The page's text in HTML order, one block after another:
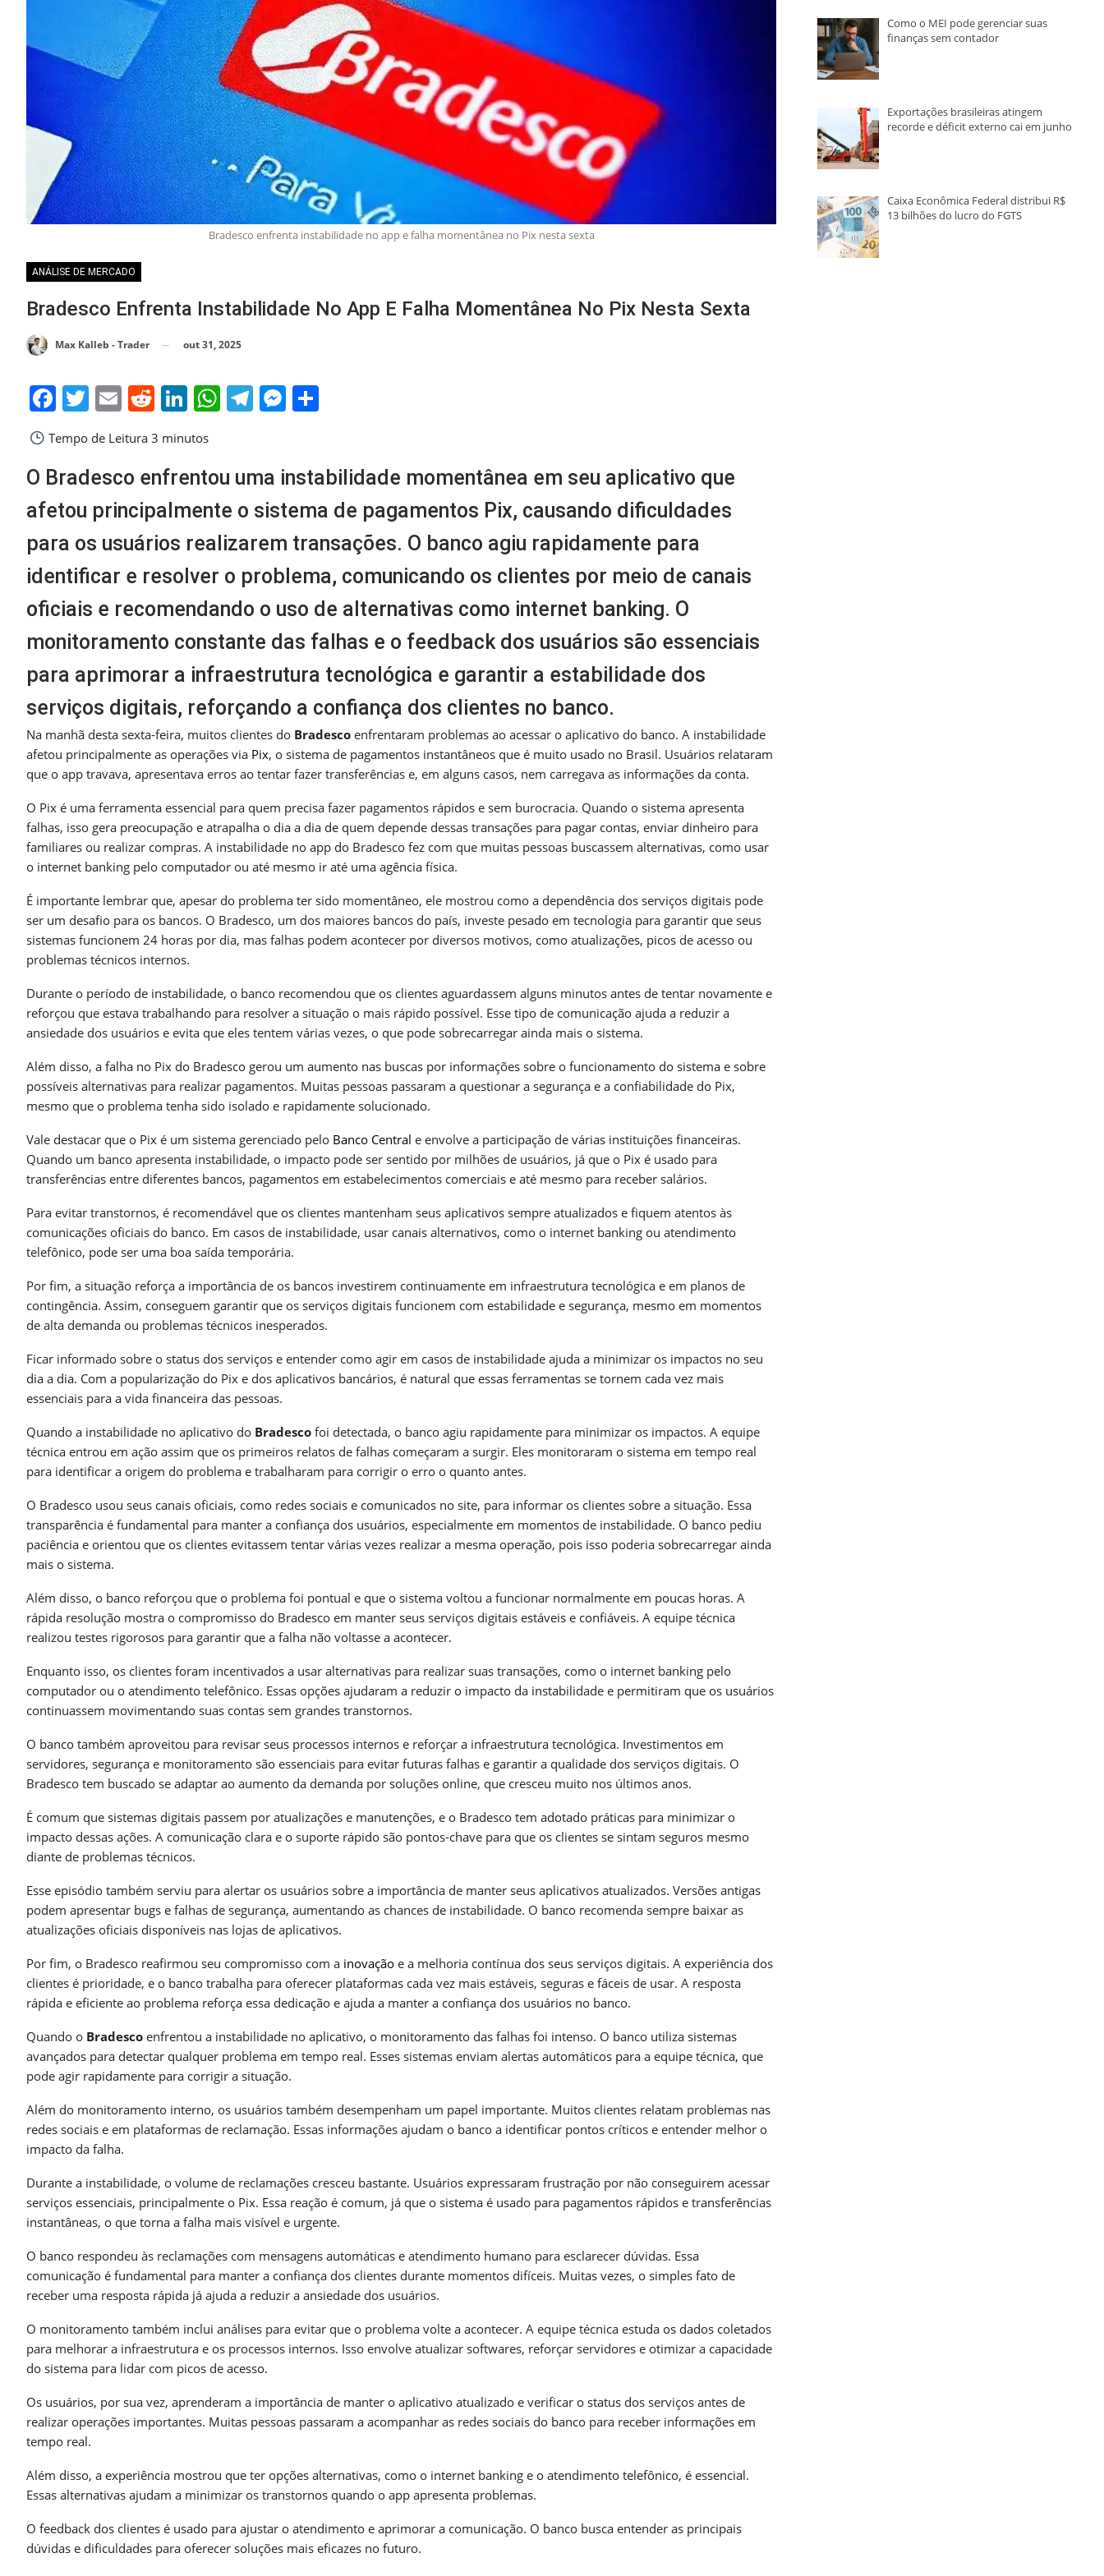
Bradesco enfrenta instabilidade no app e falha momentânea no Pix nesta sexta
ANÁLISE DE MERCADO
Bradesco Enfrenta Instabilidade No App E Falha Momentânea No Pix Nesta Sexta
Max Kalleb - Trader out 31, 2025
Facebook
Twitter
EmailReddit
LinkedIn
WhatsApp
Telegram
Messenger
Tempo de Leitura 3 minutos
O Bradesco enfrentou uma instabilidade momentânea em seu aplicativo que
afetou principalmente o sistema de pagamentos Pix, causando dificuldades
para os usuários realizarem transações. O banco agiu rapidamente para
identificar e resolver o problema, comunicando os clientes por meio de canais
oficiais e recomendando o uso de alternativas como internet banking. O
monitoramento constante das falhas e o feedback dos usuários são essenciais
para aprimorar a infraestrutura tecnológica e garantir a estabilidade dos
serviços digitais, reforçando a confiança dos clientes no banco.
Na manhã desta sexta-feira, muitos clientes do Bradesco enfrentaram problemas ao acessar o aplicativo do banco. A instabilidade
afetou principalmente as operações via Pix, o sistema de pagamentos instantâneos que é muito usado no Brasil. Usuários relataram
que o app travava, apresentava erros ao tentar fazer transferências e, em alguns casos, nem carregava as informações da conta.
O Pix é uma ferramenta essencial para quem precisa fazer pagamentos rápidos e sem burocracia. Quando o sistema apresenta
falhas, isso gera preocupação e atrapalha o dia a dia de quem depende dessas transações para pagar contas, enviar dinheiro para
familiares ou realizar compras. A instabilidade no app do Bradesco fez com que muitas pessoas buscassem alternativas, como usar
o internet banking pelo computador ou até mesmo ir até uma agência física.
É importante lembrar que, apesar do problema ter sido momentâneo, ele mostrou como a dependência dos serviços digitais pode
ser um desafio para os bancos. O Bradesco, um dos maiores bancos do país, investe pesado em tecnologia para garantir que seus
sistemas funcionem 24 horas por dia, mas falhas podem acontecer por diversos motivos, como atualizações, picos de acesso ou
problemas técnicos internos.
Durante o período de instabilidade, o banco recomendou que os clientes aguardassem alguns minutos antes de tentar novamente e
reforçou que estava trabalhando para resolver a situação o mais rápido possível. Esse tipo de comunicação ajuda a reduzir a
ansiedade dos usuários e evita que eles tentem várias vezes, o que pode sobrecarregar ainda mais o sistema.
Além disso, a falha no Pix do Bradesco gerou um aumento nas buscas por informações sobre o funcionamento do sistema e sobre
possíveis alternativas para realizar pagamentos. Muitas pessoas passaram a questionar a segurança e a confiabilidade do Pix,
mesmo que o problema tenha sido isolado e rapidamente solucionado.
Vale destacar que o Pix é um sistema gerenciado pelo Banco Central e envolve a participação de várias instituições financeiras.
Quando um banco apresenta instabilidade, o impacto pode ser sentido por milhões de usuários, já que o Pix é usado para
transferências entre diferentes bancos, pagamentos em estabelecimentos comerciais e até mesmo para receber salários.
Para evitar transtornos, é recomendável que os clientes mantenham seus aplicativos sempre atualizados e fiquem atentos às
comunicações oficiais do banco. Em casos de instabilidade, usar canais alternativos, como o internet banking ou atendimento
telefônico, pode ser uma boa saída temporária.
Por fim, a situação reforça a importância de os bancos investirem continuamente em infraestrutura tecnológica e em planos de
contingência. Assim, conseguem garantir que os serviços digitais funcionem com estabilidade e segurança, mesmo em momentos
de alta demanda ou problemas técnicos inesperados.
Ficar informado sobre o status dos serviços e entender como agir em casos de instabilidade ajuda a minimizar os impactos no seu
dia a dia. Com a popularização do Pix e dos aplicativos bancários, é natural que essas ferramentas se tornem cada vez mais
essenciais para a vida financeira das pessoas.
Quando a instabilidade no aplicativo do Bradesco foi detectada, o banco agiu rapidamente para minimizar os impactos. A equipe
técnica entrou em ação assim que os primeiros relatos de falhas começaram a surgir. Eles monitoraram o sistema em tempo real
para identificar a origem do problema e trabalharam para corrigir o erro o quanto antes.
O Bradesco usou seus canais oficiais, como redes sociais e comunicados no site, para informar os clientes sobre a situação. Essa
transparência é fundamental para manter a confiança dos usuários, especialmente em momentos de instabilidade. O banco pediu
paciência e orientou que os clientes evitassem tentar várias vezes realizar a mesma operação, pois isso poderia sobrecarregar ainda
mais o sistema.
Além disso, o banco reforçou que o problema foi pontual e que o sistema voltou a funcionar normalmente em poucas horas. A
rápida resolução mostra o compromisso do Bradesco em manter seus serviços digitais estáveis e confiáveis. A equipe técnica
realizou testes rigorosos para garantir que a falha não voltasse a acontecer.
Enquanto isso, os clientes foram incentivados a usar alternativas para realizar suas transações, como o internet banking pelo
computador ou o atendimento telefônico. Essas opções ajudaram a reduzir o impacto da instabilidade e permitiram que os usuários
continuassem movimentando suas contas sem grandes transtornos.
O banco também aproveitou para revisar seus processos internos e reforçar a infraestrutura tecnológica. Investimentos em
servidores, segurança e monitoramento são essenciais para evitar futuras falhas e garantir a qualidade dos serviços digitais. O
Bradesco tem buscado se adaptar ao aumento da demanda por soluções online, que cresceu muito nos últimos anos.
É comum que sistemas digitais passem por atualizações e manutenções, e o Bradesco tem adotado práticas para minimizar o
impacto dessas ações. A comunicação clara e o suporte rápido são pontos-chave para que os clientes se sintam seguros mesmo
diante de problemas técnicos.
Esse episódio também serviu para alertar os usuários sobre a importância de manter seus aplicativos atualizados. Versões antigas
podem apresentar bugs e falhas de segurança, aumentando as chances de instabilidade. O banco recomenda sempre baixar as
atualizações oficiais disponíveis nas lojas de aplicativos.
Por fim, o Bradesco reafirmou seu compromisso com a inovação e a melhoria contínua dos seus serviços digitais. A experiência dos
clientes é prioridade, e o banco trabalha para oferecer plataformas cada vez mais estáveis, seguras e fáceis de usar. A resposta
rápida e eficiente ao problema reforça essa dedicação e ajuda a manter a confiança dos usuários no banco.
Quando o Bradesco enfrentou a instabilidade no aplicativo, o monitoramento das falhas foi intenso. O banco utiliza sistemas
avançados para detectar qualquer problema em tempo real. Esses sistemas enviam alertas automáticos para a equipe técnica, que
pode agir rapidamente para corrigir a situação.
Além do monitoramento interno, os usuários também desempenham um papel importante. Muitos clientes relatam problemas nas
redes sociais e em plataformas de reclamação. Essas informações ajudam o banco a identificar pontos críticos e entender melhor o
impacto da falha.
Durante a instabilidade, o volume de reclamações cresceu bastante. Usuários expressaram frustração por não conseguirem acessar
serviços essenciais, principalmente o Pix. Essa reação é comum, já que o sistema é usado para pagamentos rápidos e transferências
instantâneas, o que torna a falha mais visível e urgente.
O banco respondeu às reclamações com mensagens automáticas e atendimento humano para esclarecer dúvidas. Essa
comunicação é fundamental para manter a confiança dos clientes durante momentos difíceis. Muitas vezes, o simples fato de
receber uma resposta rápida já ajuda a reduzir a ansiedade dos usuários.
O monitoramento também inclui análises para evitar que o problema volte a acontecer. A equipe técnica estuda os dados coletados
para melhorar a infraestrutura e os processos internos. Isso envolve atualizar softwares, reforçar servidores e otimizar a capacidade
do sistema para lidar com picos de acesso.
Os usuários, por sua vez, aprenderam a importância de manter o aplicativo atualizado e verificar o status dos serviços antes de
realizar operações importantes. Muitas pessoas passaram a acompanhar as redes sociais do banco para receber informações em
tempo real.
Além disso, a experiência mostrou que ter opções alternativas, como o internet banking e o atendimento telefônico, é essencial.
Essas alternativas ajudam a minimizar os transtornos quando o app apresenta problemas.
O feedback dos clientes é usado para ajustar o atendimento e aprimorar a comunicação. O banco busca entender as principais
dúvidas e dificuldades para oferecer soluções mais eficazes no futuro.
Como o MEI pode gerenciar suas
finanças sem contador
Exportações brasileiras atingem
recorde e déficit externo cai em junho
Caixa Econômica Federal distribui R$
13 bilhões do lucro do FGTS